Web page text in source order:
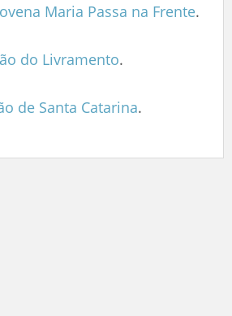
Maria Passa na Frente.
do Livramento.
de Santa Catarina.